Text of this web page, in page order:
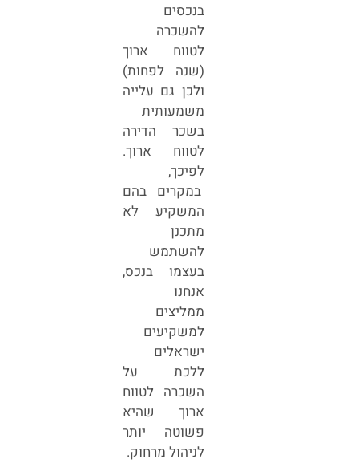
בנכסים
להשכרה
לטווח ארוך
(שנה לפחות)
ולכן גם עלייה
משמעותית
בשכר הדירה
לטווח ארוך.
לפיכך,
במקרים בהם
המשקיע לא
מתכנן
להשתמש
בעצמו בנכס,
אנחנו
ממליצים
למשקיעים
ישראלים
ללכת על
השכרה לטווח
ארוך שהיא
פשוטה יותר
לניהול מרחוק.